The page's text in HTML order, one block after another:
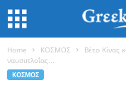
Home ΚΟΣΜΟΣ
Βέτο Κίνας
ναυσιπλοΐας...
ΚΟΣΜΟΣ